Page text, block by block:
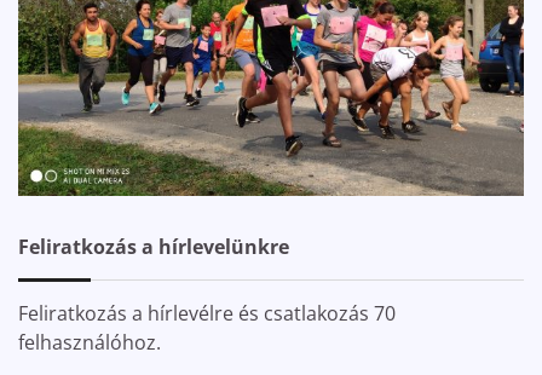
Feliratkozás a hírlevelünkre
Feliratkozás a hírlevélre és csatlakozás 70
felhasználóhoz.